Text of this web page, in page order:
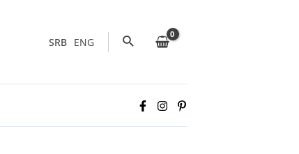
SRB ENG Pretraga